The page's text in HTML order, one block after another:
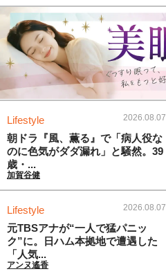
Lifestyle 2026.08.07
朝ドラ『風、薫る』で「病人役な
のに色気がダダ漏れ」と騒然。39
歳・...
加賀谷健
Lifestyle 2026.08.07
元TBSアナが“一人で猛パニッ
ク”に。日ハム本拠地で遭遇した
「人気...
アンヌ遙香